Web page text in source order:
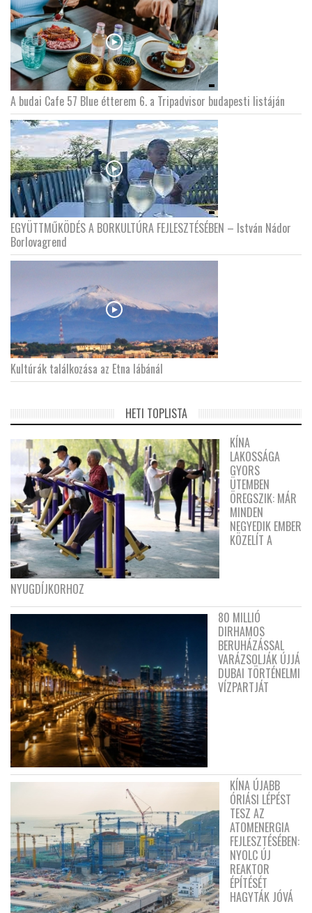
A budai Cafe 57 Blue étterem 6. a Tripadvisor budapesti listáján
EGYÜTTMŰKÖDÉS A BORKULTÚRA FEJLESZTÉSÉBEN – István Nádor
Borlovagrend
Kultúrák találkozása az Etna lábánál
HETI TOPLISTA
KÍNA
LAKOSSÁGA
GYORS
ÜTEMBEN
ÖREGSZIK: MÁR
MINDEN
NEGYEDIK EMBER
KÖZELÍT A
NYUGDÍJKORHOZ
80 MILLIÓ
DIRHAMOS
BERUHÁZÁSSAL
VARÁZSOLJÁK ÚJJÁ
DUBAI TÖRTÉNELMI
VÍZPARTJÁT
KÍNA ÚJABB
ÓRIÁSI LÉPÉST
TESZ AZ
ATOMENERGIA
FEJLESZTÉSÉBEN:
NYOLC ÚJ
REAKTOR
ÉPÍTÉSÉT
HAGYTÁK JÓVÁ